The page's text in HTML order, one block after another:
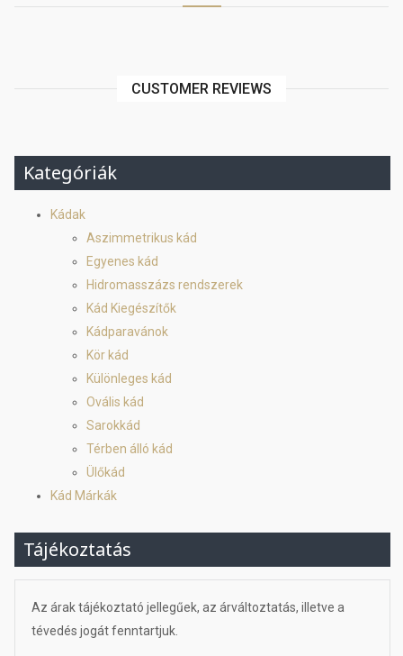
CUSTOMER REVIEWS
Kategóriák
Kádak
Aszimmetrikus kád
Egyenes kád
Hidromasszázs rendszerek
Kád Kiegészítők
Kádparavánok
Kör kád
Különleges kád
Ovális kád
Sarokkád
Térben álló kád
Ülőkád
Kád Márkák
Tájékoztatás
Az árak tájékoztató jellegűek, az árváltoztatás, illetve a
tévedés jogát fenntartjuk.